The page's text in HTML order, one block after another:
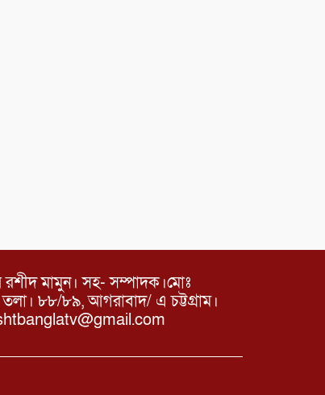
রশীদ মামুন। সহ- সম্পাদক।মোঃ
৮৮/৮৯, আগরাবাদ/ এ চট্টগ্রাম।